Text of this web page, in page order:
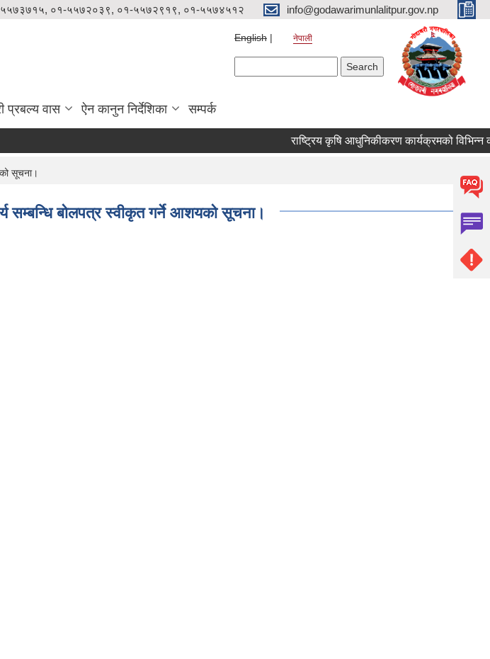
०१-५५७२०३९, ०१-५५७२९१९, ०१-५५७४५१२ info@godawarimunlalitpur.gov.np
English नेपाली
प्रबल्य वास ऐन कानुन निर्देशिका सम्पर्क
सूचना।
सम्बन्धि बोलपत्र स्वीकृत गर्ने आशयको सूचना।